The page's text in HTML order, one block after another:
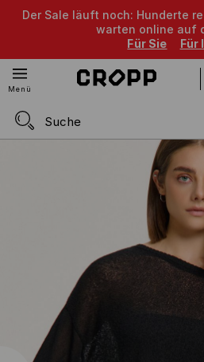
Der Sale läuft noch: Hunderte
warten online auf
Für Sie
Für
Menü